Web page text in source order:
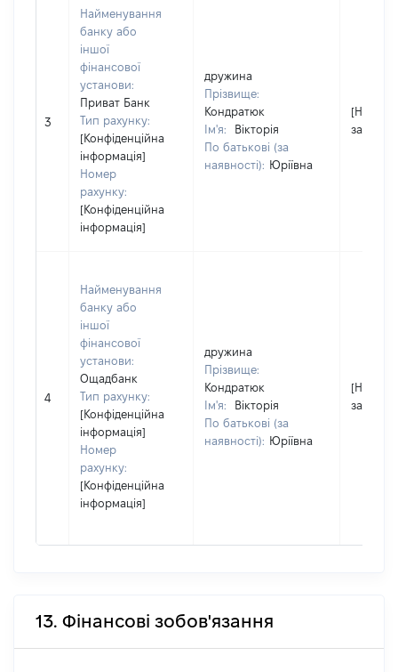
3
Найменування
банку або
іншої
фінансової
установи:
Приват Банк
Тип рахунку:
[Конфіденційна
інформація]
Номер
рахунку:
[Конфіденційна
інформація]
дружина
Прізвище:
Кондратюк
Ім'я:
Вікторія
По батькові (за
наявності): Юріївна
[Не
4
Найменування
банку або
іншої
фінансової
установи:
Ощадбанк
Тип рахунку:
[Конфіденційна
інформація]
Номер
рахунку:
[Конфіденційна
інформація]
дружина
Прізвище:
Кондратюк
Ім'я:
Вікторія
По батькові (за
наявності): Юріївна
[Не
13. Фінансові зобов'язання